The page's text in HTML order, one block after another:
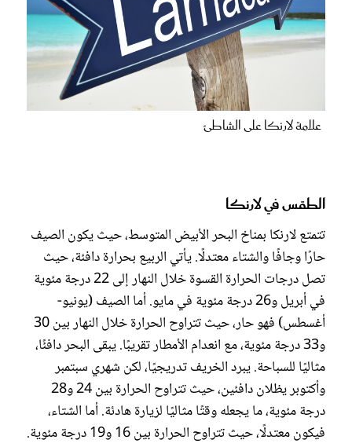
علامة لارنكا على الشاطئ
الطقس في لارنكا
تتمتع لارنكا بمناخ البحر الأبيض المتوسط، حيث يكون الصيف
حارًا وجافًا والشتاء معتدلًا. يأتي الربيع بحرارة دافئة، حيث
تصل درجات الحرارة القسوة خلال النهار إلى 22 درجة مئوية
في أبريل و26 درجة مئوية في مايو. أما الصيف (يونيو-
أغسطس) فهو حار، حيث تتراوح الحرارة خلال النهار بين 30
و33 درجة مئوية، مع انعدام الأمطار تقريبًا. يبقى البحر دافئًا،
مثاليًا للسباحة. يبرد الخريف تدريجيًا، لكن شهري سبتمبر
وأكتوبر يظلان دافئين، حيث تتراوح الحرارة بين 24 و28
درجة مئوية، ما يجعله وقتًا مثاليًا لزيارة هادئة. أما الشتاء،
فيكون معتدلًا، حيث تتراوح الحرارة بين 16 و19 درجة مئوية.